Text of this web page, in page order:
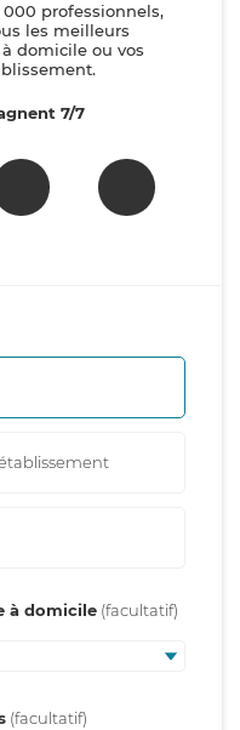
professionnels,
les meilleurs
domicile ou vos
7/7
à domicile